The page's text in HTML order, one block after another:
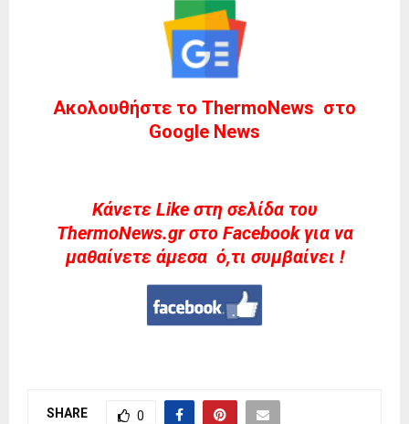
Ακολουθήστε το ThermoNews στο
Google News
Kάνετε Like στη σελίδα του
ThermoNews.gr στο Facebook για να
μαθαίνετε άμεσα ό,τι συμβαίνει !
SHARE 0